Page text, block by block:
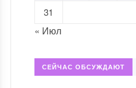
31
« Июл
СЕЙЧАС ОБСУЖДАЮТ